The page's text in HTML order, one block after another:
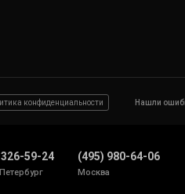
конфиденциальности Нашли
59-24 (495) 980-64-06
Москва